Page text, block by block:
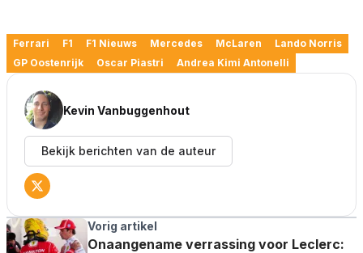
Ferrari F1 F1 Nieuws Mercedes McLaren
Lando Norris
GP Oostenrijk
Oscar Piastri Andrea Kimi Antonelli
Kevin Vanbuggenhout
Bekijk berichten van de auteur
Vorig artikel
Onaangename verrassing voor Leclerc: